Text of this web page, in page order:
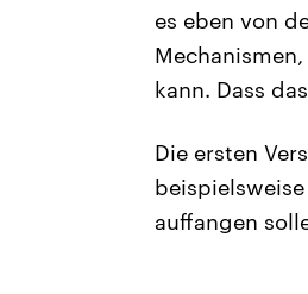
es eben von
kann. Dass
Die ersten
auffangen